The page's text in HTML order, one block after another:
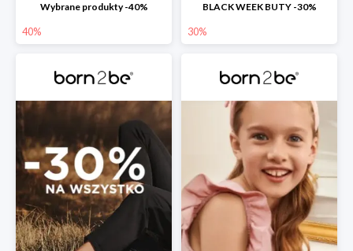
Wybrane produkty -40%
40%
BLACK WEEK BUTY -30%
30%